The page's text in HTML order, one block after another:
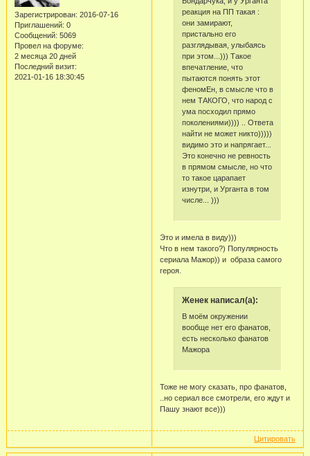
Зарегистрирован: 2016-07-16
Приглашений: 0
Сообщений: 5069
Провел на форуме:
2 месяца 20 дней
Последний визит:
2021-01-16 18:30:45
реакция на ПП такая :
они замирают,
пристально его
разглядывая, улыбаясь
при этом...))) Такое
впечатление, что
пытаются понять этот
феномЕн, в смысле что в
нем ТАКОГО, что народ с
ума посходил прямо
поколениями)))) .. Ответа
найти не может никто)))))
видимо это и напрягает...
Это конечно не ревность
в прямом смысле, но что
то такое царапает
изнутри, и Урганта в том
числе... )))
Это и имела в виду)))
Что в нем такого?) Популярность
сериала Мажор)) и образа самого
героя.
Женек написал(а):
В моём окружении
вообще нет его фанатов,
есть несколько фанатов
Мажора
Тоже не могу сказать, про фанатов,
..но сериал все смотрели, его ждут и
Пашу знают все)))
Цитировать